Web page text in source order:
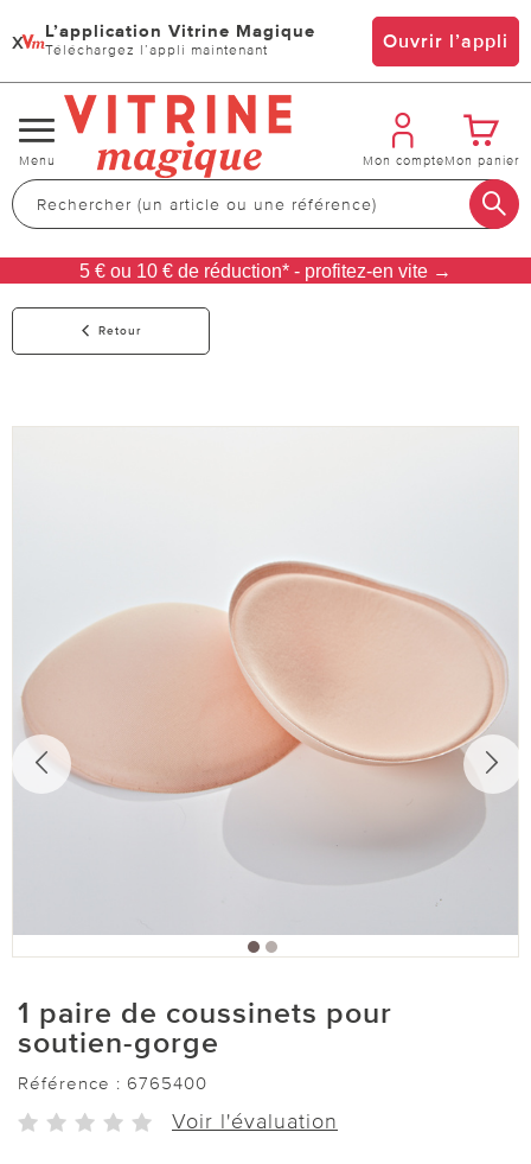
x L’application Vitrine Magique
Téléchargez l’appli maintenant Ouvrir l’appli
Changer
de
navigation
Menu Mon compteMon panier
5 € ou 10 € de réduction* - profitez-en vite →
Retour
1 paire de coussinets pour
soutien-gorge
Référence : 6765400
Voir l'évaluation